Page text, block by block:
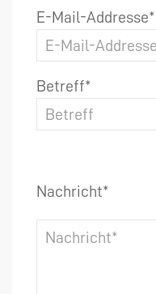
E-Mail-Addresse*
Betreff*
Nachricht*